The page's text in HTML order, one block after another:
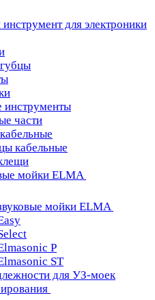
для электроники
инструменты
части
кабельные
мойки ELMA
мойки ELMA
P
ST
для УЗ-моек